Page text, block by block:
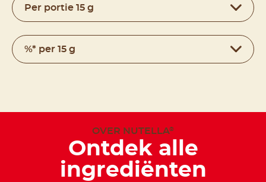
Per portie 15 g
%* per 15 g
OVER NUTELLA®
Ontdek alle
ingrediënten